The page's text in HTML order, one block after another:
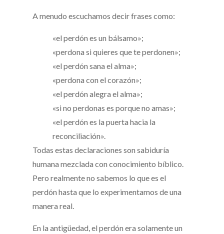
A menudo escuchamos decir frases como:
«el perdón es un bálsamo»;
«perdona si quieres que te perdonen»;
«el perdón sana el alma»;
«perdona con el corazón»;
«el perdón alegra el alma»;
«si no perdonas es porque no amas»;
«el perdón es la puerta hacia la
reconciliación».
Todas estas declaraciones son sabiduría
humana mezclada con conocimiento bíblico.
Pero realmente no sabemos lo que es el
perdón hasta que lo experimentamos de una
manera real.
En la antigüedad, el perdón era solamente un